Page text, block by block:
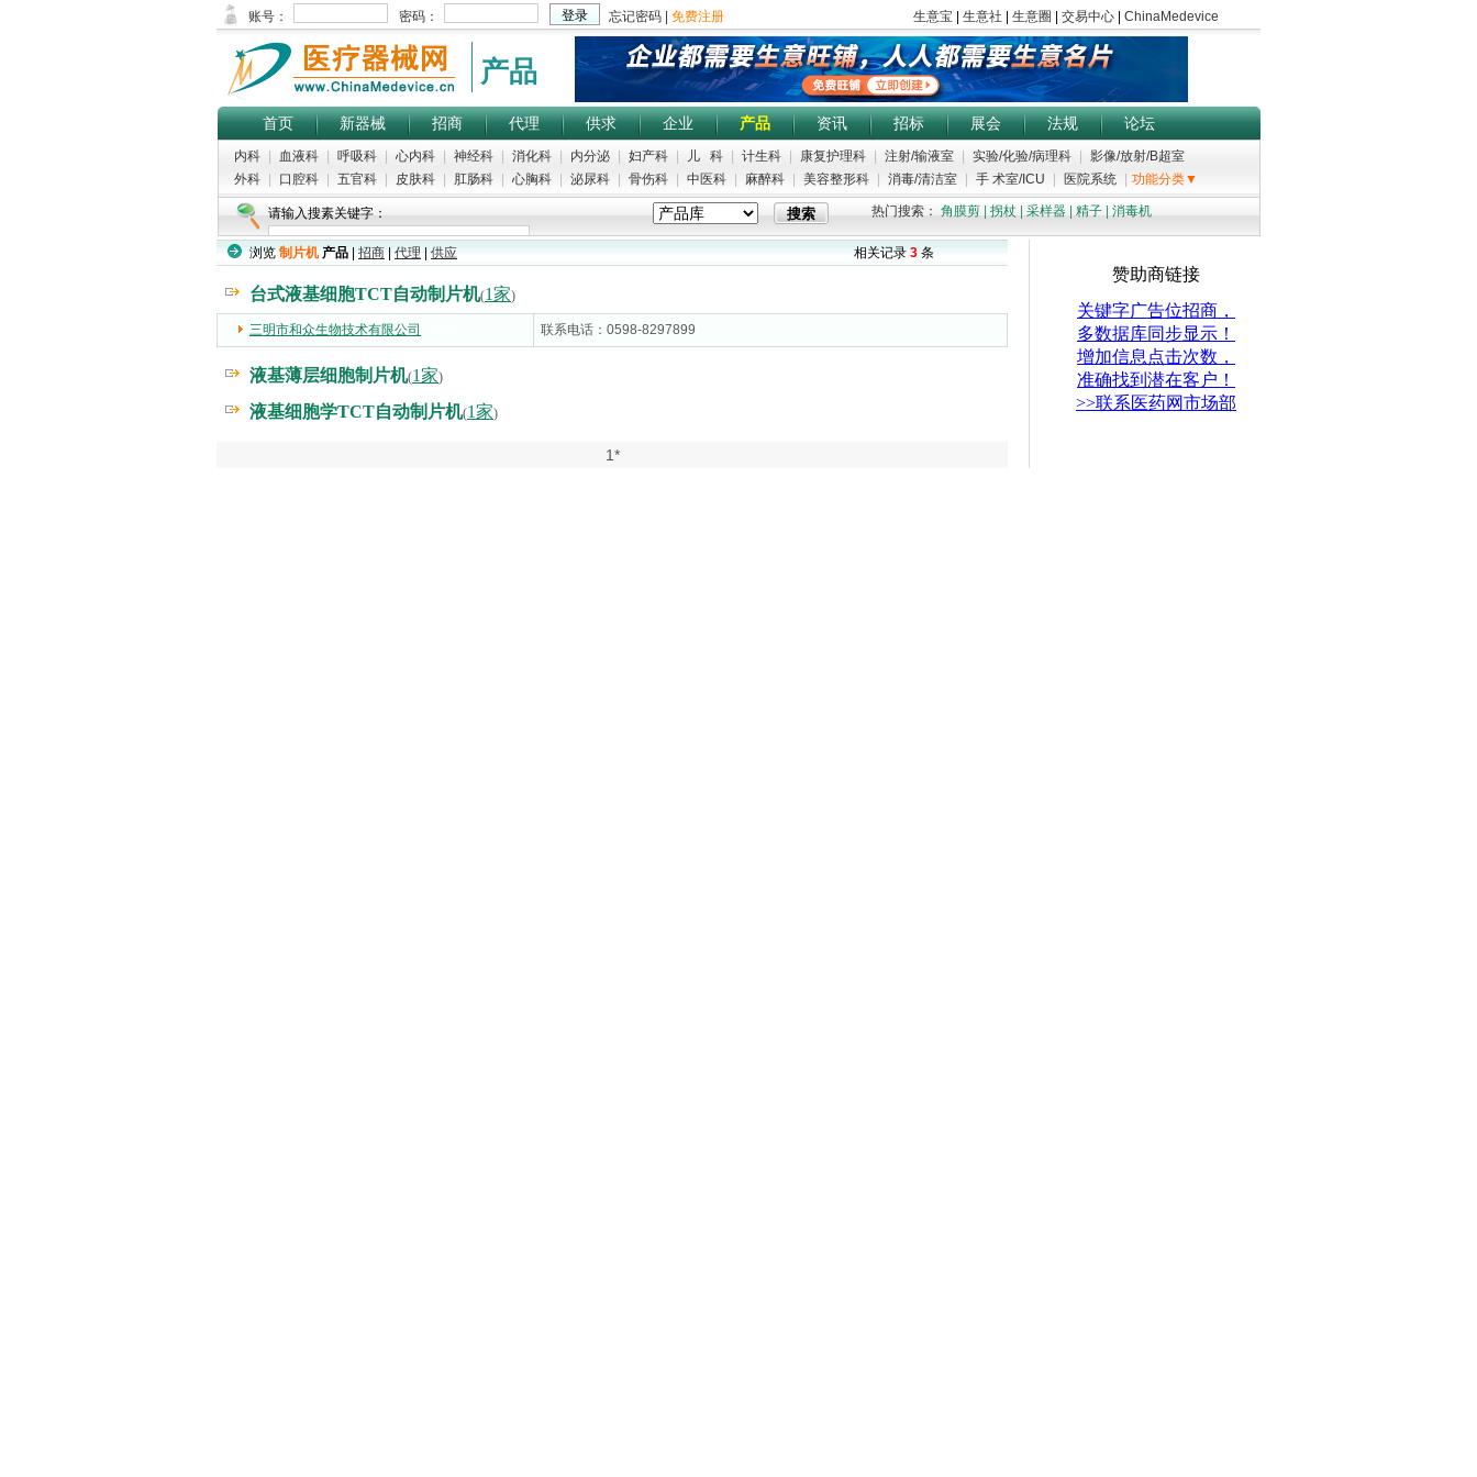
产品
首页 新器械 招商 代理 供求 企业 产品 资讯 招标 展会 法规 论坛
内科 血液科 呼吸科 心内科 神经科 消化科 内分泌 妇产科 儿 科 计生科 康复护理科 注射/输液室 实验/化验/病理科
影像/放射/B超室
外科
口腔科 五官科 皮肤科 肛肠科 心胸科 泌尿科 骨伤科 中医科 麻醉科 美容整形科 消毒/清洁室 手 术室/ICU 医院系统 功能分类▼
请输入搜素关键字： 热门搜索： 角膜剪| 拐杖| 采样器| 精子| 消毒机
浏览 制片机 产品 招商 代理 供应 相关记录 3 条
台式液基细胞TCT自动制片机(1家)
三明市和众生物技术有限公司 联系电话：0598-8297899
液基薄层细胞制片机(1家)
液基细胞学TCT自动制片机(1家)
1*